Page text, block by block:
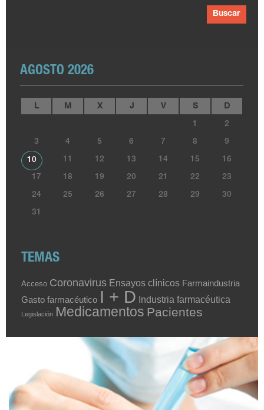
Buscar
AGOSTO 2026
L M X J V S D
1 2
3 4 5 6 7 8 9
10 11 12 13 14 15 16
17 18 19 20 21 22 23
24 25 26 27 28 29 30
31
TEMAS
Acceso Coronavirus Ensayos clínicos Farmaindustria
Gasto farmacéutico I + D Industria farmacéutica
Legislación Medicamentos Pacientes